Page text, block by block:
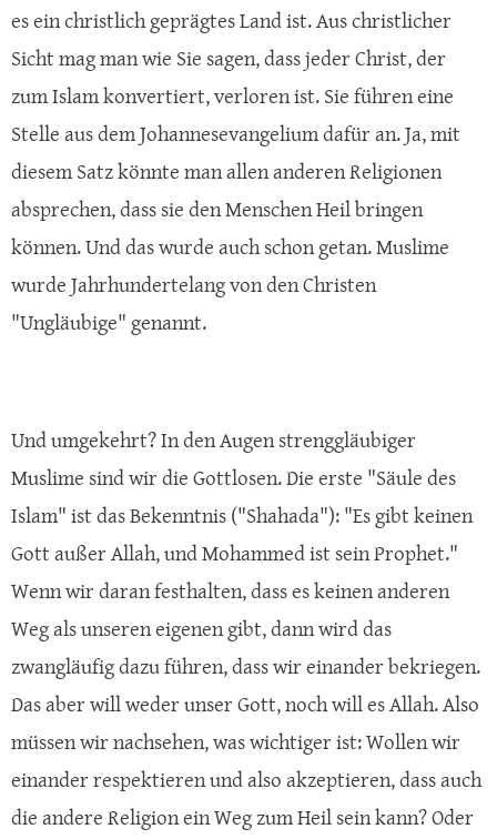
es ein christlich geprägtes Land ist. Aus christlicher
Sicht mag man wie Sie sagen, dass jeder Christ, der
zum Islam konvertiert, verloren ist. Sie führen eine
Stelle aus dem Johannesevangelium dafür an. Ja, mit
diesem Satz könnte man allen anderen Religionen
absprechen, dass sie den Menschen Heil bringen
können. Und das wurde auch schon getan. Muslime
wurde Jahrhundertelang von den Christen
"Ungläubige" genannt.
Und umgekehrt? In den Augen strenggläubiger
Muslime sind wir die Gottlosen. Die erste "Säule des
Islam" ist das Bekenntnis ("Shahada"): "Es gibt keinen
Gott außer Allah, und Mohammed ist sein Prophet."
Wenn wir daran festhalten, dass es keinen anderen
Weg als unseren eigenen gibt, dann wird das
zwangläufig dazu führen, dass wir einander bekriegen.
Das aber will weder unser Gott, noch will es Allah. Also
müssen wir nachsehen, was wichtiger ist: Wollen wir
einander respektieren und also akzeptieren, dass auch
die andere Religion ein Weg zum Heil sein kann? Oder